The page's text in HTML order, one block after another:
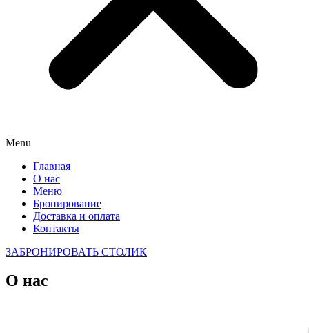
Menu
Главная
О нас
Меню
Бронирование
Доставка и оплата
Контакты
ЗАБРОНИРОВАТЬ СТОЛИК
О нас